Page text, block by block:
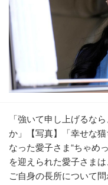
「強いて申し上げるな
か」【写真】「幸せな猫
なった愛子さま“ちゃめ
を迎えられた愛子さま
ご自身の長所について